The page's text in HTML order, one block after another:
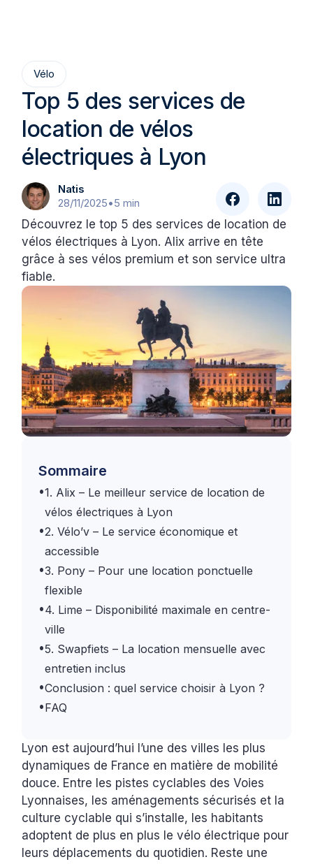
Vélo
Top 5 des services de
location de vélos
électriques à Lyon
Natis
28/11/2025•5 min
Découvrez le top 5 des services de location de
vélos électriques à Lyon. Alix arrive en tête
grâce à ses vélos premium et son service ultra
fiable.
Sommaire
•1. Alix – Le meilleur service de location de
vélos électriques à Lyon
•2. Vélo’v – Le service économique et
accessible
•3. Pony – Pour une location ponctuelle
flexible
•4. Lime – Disponibilité maximale en centre-
ville
•5. Swapfiets – La location mensuelle avec
entretien inclus
•Conclusion : quel service choisir à Lyon ?
•FAQ
Lyon est aujourd’hui l’une des villes les plus
dynamiques de France en matière de mobilité
douce. Entre les pistes cyclables des Voies
Lyonnaises, les aménagements sécurisés et la
culture cyclable qui s’installe, les habitants
adoptent de plus en plus le vélo électrique pour
leurs déplacements du quotidien. Reste une